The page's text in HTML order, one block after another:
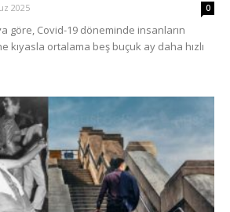
2025 0
göre, Covid-19 döneminde insanların
kıyasla ortalama beş buçuk ay daha hızlı